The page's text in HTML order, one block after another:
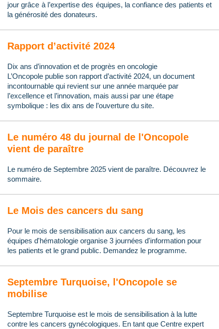
jour grâce à l’expertise des équipes, la confiance des patients et
la générosité des donateurs.
Rapport d’activité 2024
Dix ans d’innovation et de progrès en oncologie
L’Oncopole publie son rapport d’activité 2024, un document
incontournable qui revient sur une année marquée par
l’excellence et l’innovation, mais aussi par une étape
symbolique : les dix ans de l’ouverture du site.
Le numéro 48 du journal de l'Oncopole
vient de paraître
Le numéro de Septembre 2025 vient de paraître. Découvrez le
sommaire.
Le Mois des cancers du sang
Pour le mois de sensibilisation aux cancers du sang, les
équipes d'hématologie organise 3 journées d'information pour
les patients et le grand public. Demandez le programme.
Septembre Turquoise, l'Oncopole se
mobilise
Septembre Turquoise est le mois de sensibilisation à la lutte
contre les cancers gynécologiques. En tant que Centre expert